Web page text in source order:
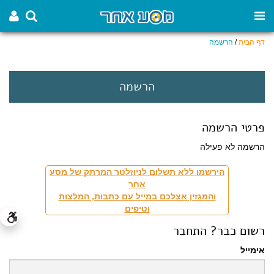
דף הבית/ הרשמה
הרשמה
פרטי הרשמה
הרשמה לא פעילה
הירשמו ללא תשלום לניוזלטר המרתק של מסע
אחר
והמגזין אצלכם במייל עם כתבות, המלצות
וטיפים
רשום כבר? התחבר
אימייל